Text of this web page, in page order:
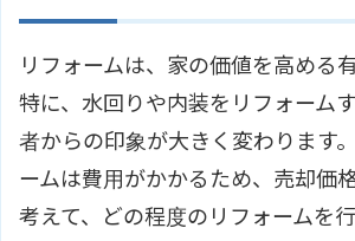
リフォームは、家の価値を高める
特に、水回りや内装をリフォーム
者からの印象が大きく変わります
ームは費用がかかるため、売却価
考えて、どの程度のリフォームを